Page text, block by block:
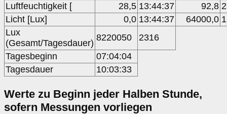
Luftfeuchtigkeit [ 28,5 13:44:37 92,8
Licht [Lux]
0,0 13:44:37 64000,0
Lux
(Gesamt/Tagesdauer)
8220050
2316
Tagesbeginn
07:04:04
Tagesdauer
10:03:33
Werte zu Beginn jeder Halben Stunde,
sofern Messungen vorliegen